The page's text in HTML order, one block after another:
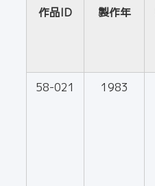
作品ID 製作年
58-021 1983